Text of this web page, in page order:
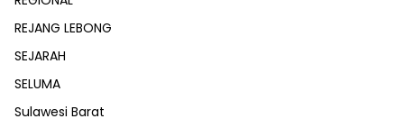
REJANG LEBONG
SEJARAH
SELUMA
Sulawesi Barat